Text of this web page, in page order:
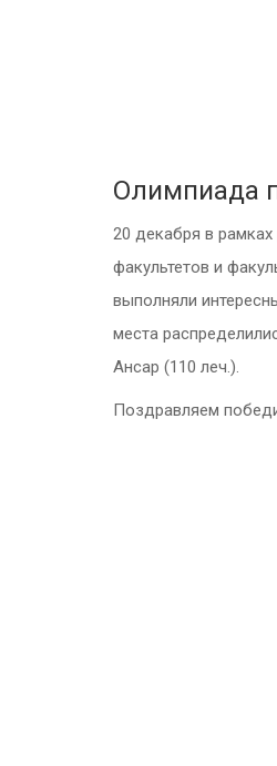
Олимпиада
20 декабря в
факультетов и
выполняли
места
Ансар (110 леч.).
Поздравляем